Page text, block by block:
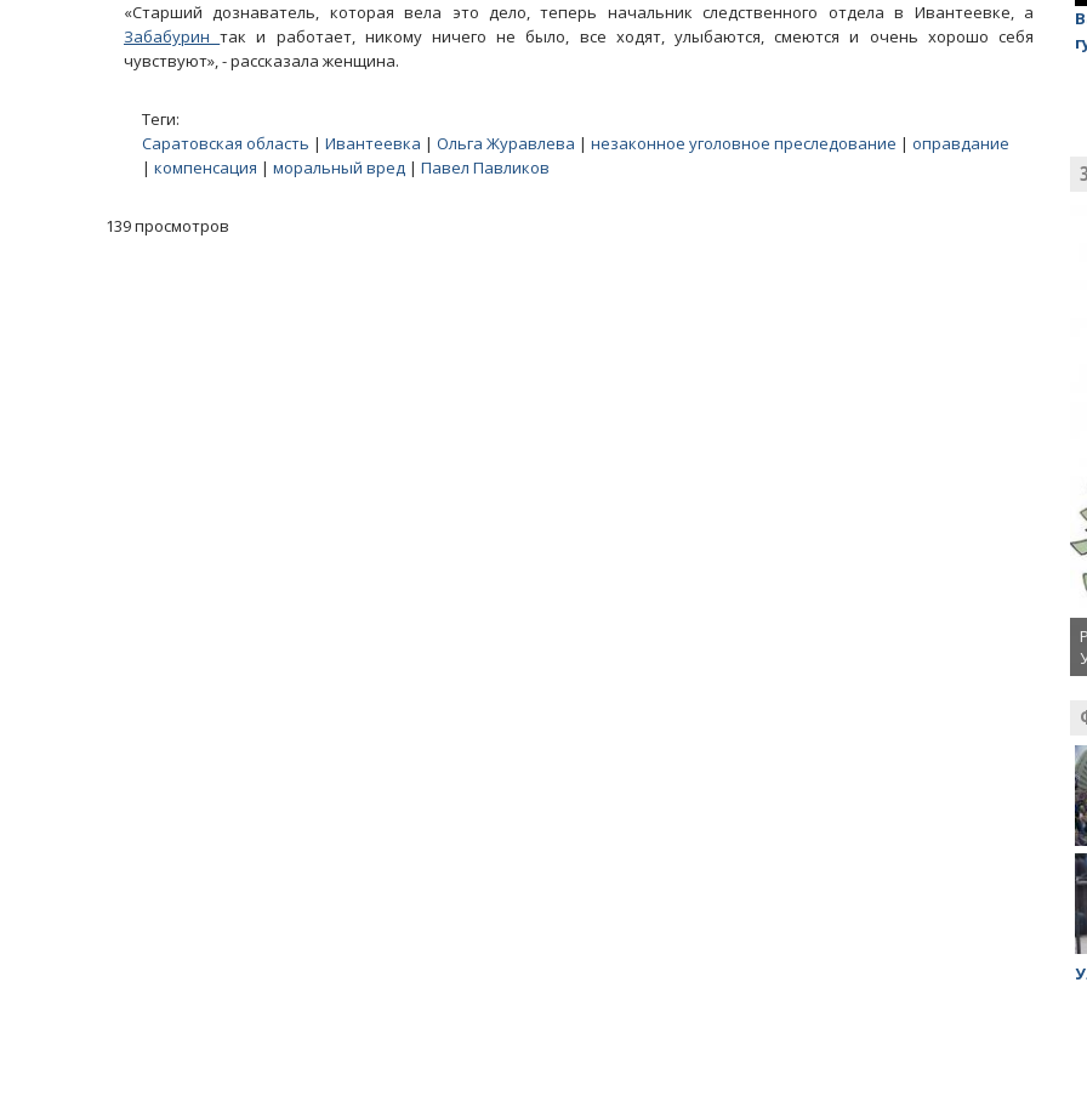
«Старший дознаватель, которая вела это дело, теперь начальник следственного отдела в Ивантеевке, а
Забабуринтак и работает, никому ничего не было, все ходят, улыбаются, смеются и очень хорошо себя
чувствуют», - рассказала женщина.
Теги:
Саратовская область | Ивантеевка | Ольга Журавлева | незаконное уголовное преследование | оправдание
| компенсация | моральный вред | Павел Павликов
139 просмотров
Масленичный концерт ансамбля «Балаган»
На обсуждении проекта завода в Горном едва не
случилась потасовка